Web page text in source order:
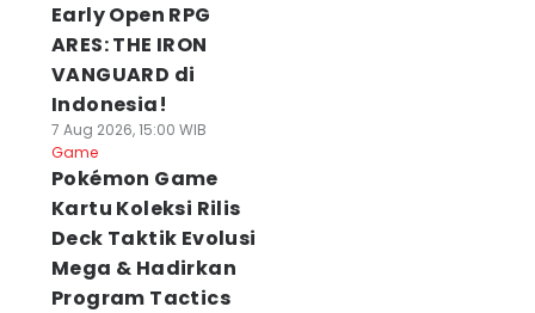
Early Open RPG
ARES: THE IRON
VANGUARD di
Indonesia!
7 Aug 2026, 15:00 WIB
Game
Pokémon Game
Kartu Koleksi Rilis
Deck Taktik Evolusi
Mega & Hadirkan
Program Tactics